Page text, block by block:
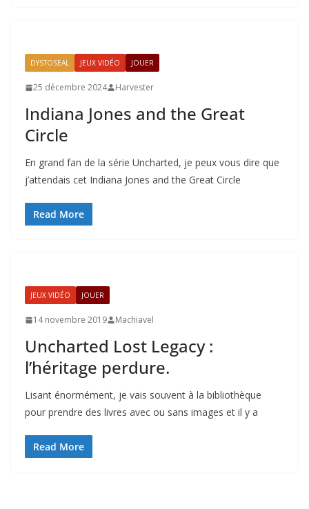
DYSTOSEAL JEUX VIDÉO JOUER
25 décembre 2024 Harvester
Indiana Jones and the Great
Circle
En grand fan de la série Uncharted, je peux vous dire que
j’attendais cet Indiana Jones and the Great Circle
Read More
JEUX VIDÉO JOUER
14 novembre 2019 Machiavel
Uncharted Lost Legacy :
l’héritage perdure.
Lisant énormément, je vais souvent à la bibliothèque
pour prendre des livres avec ou sans images et il y a
Read More